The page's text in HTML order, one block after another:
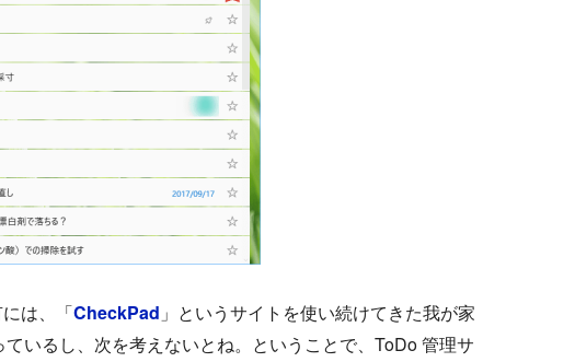
は、「CheckPad 」というサイトを使い続けてきた我が家
いるし、次を考えないとね。ということで、ToDo 管理サ